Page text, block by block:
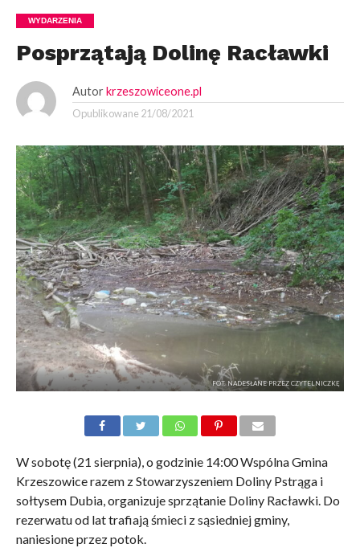
WYDARZENIA
Posprzątają Dolinę Racławki
Autor krzeszowiceone.pl
Opublikowane 21/08/2021
FOT. NADESŁANE PRZEZ CZYTELNICZKĘ
W sobotę (21 sierpnia), o godzinie 14:00 Wspólna Gmina
Krzeszowice razem z Stowarzyszeniem Doliny Pstrąga i
sołtysem Dubia, organizuje sprzątanie Doliny Racławki. Do
rezerwatu od lat trafiają śmieci z sąsiedniej gminy,
naniesione przez potok.